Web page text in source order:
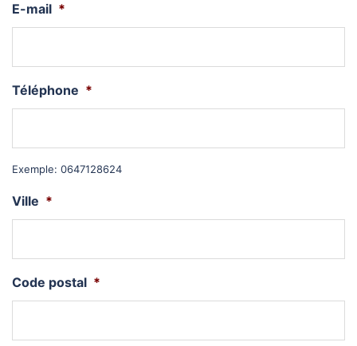
E-mail *
Téléphone *
Exemple: 0647128624
Ville *
Code postal *